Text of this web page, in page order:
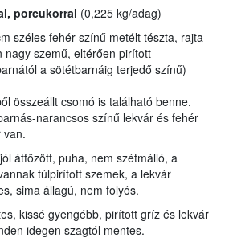
porcukorral (0,225 kg/adag)
széles fehér színű metélt tészta, rajta
nagy szemű, eltérően pirított
a sötétbarnáig terjedő színű)
összeállt csomó is található benne.
narancsos színű lekvár és fehér
van.
átfőzött, puha, nem szétmálló, a
túlpirított szemek, a lekvár
sima állagú, nem folyós.
kissé gyengébb, pirított gríz és lekvár
idegen szagtól mentes.